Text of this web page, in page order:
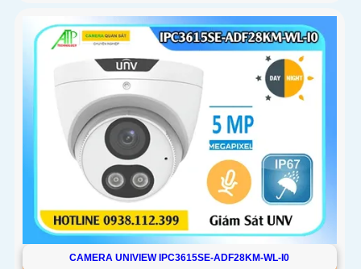
CAMERA UNIVIEW IPC3615SE-ADF28KM-WL-I0